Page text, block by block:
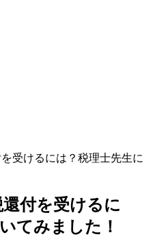
受けるには？税理士先生に
還付を受けるに
てみました！